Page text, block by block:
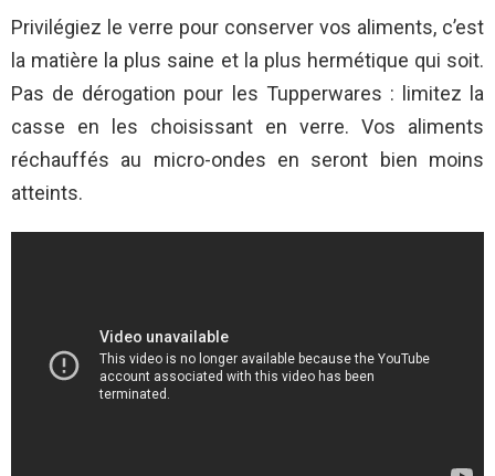
Privilégiez le verre pour conserver vos aliments, c’est
la matière la plus saine et la plus hermétique qui soit.
Pas de dérogation pour les Tupperwares : limitez la
casse en les choisissant en verre. Vos aliments
réchauffés au micro-ondes en seront bien moins
atteints.